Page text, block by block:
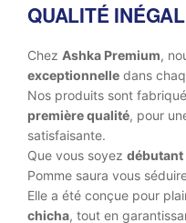
QUALITÉ
Chez Ashka Premium,
exceptionnelle dans
Nos produits sont
première qualité, pour
satisfaisante.
Que vous soyez débutant
Pomme saura vous
Elle a été conçue pour
chicha, tout en